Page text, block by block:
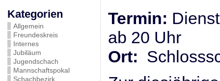
Kategorien
Allgemein
Freundeskreis
Internes
Jubiläum
Jugendschach
Mannschaftspokal
Schachbezirk
Termin:
ab 20 Uhr
Ort: